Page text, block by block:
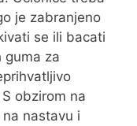
je zabranjeno
se ili bacati
guma za
obzirom na
nastavu i